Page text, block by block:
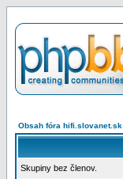
Obsah fóra hifi.slovanet.sk
Skupiny bez členov.